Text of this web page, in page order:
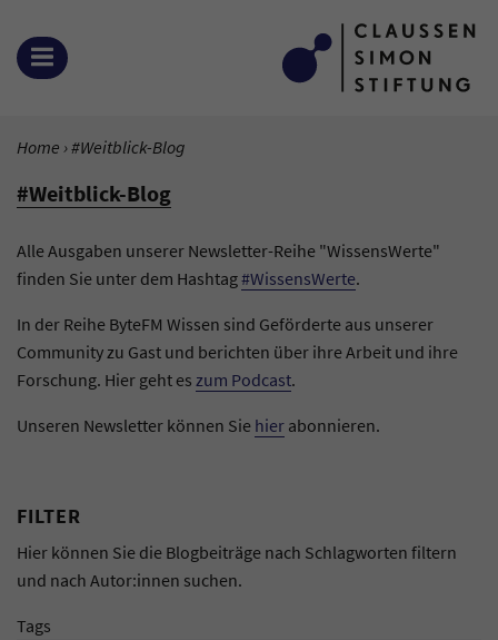
Zum Inhalt springen
MENÜ ÖFFNEN
SIE BEFINDEN SICH HIER:
Home Aktuelle Seite:
#Weitblick-Blog
#Weitblick-Blog
Alle Ausgaben unserer Newsletter-Reihe "WissensWerte"
finden Sie unter dem Hashtag#WissensWerte.
In der Reihe ByteFM Wissen sind Geförderte aus unserer
Community zu Gast und berichten über ihre Arbeit und ihre
Forschung. Hier geht es zum Podcast.
Unseren Newsletter können Sie hier abonnieren.
FILTER
Hier können Sie die Blogbeiträge nach Schlagworten filtern
und nach Autor:innen suchen.
Tags